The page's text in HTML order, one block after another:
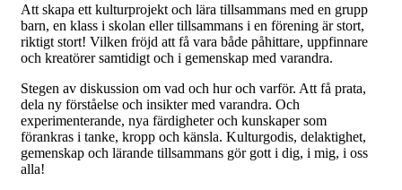
Att skapa ett kulturprojekt och lära tillsammans med en grupp
barn, en klass i skolan eller tillsammans i en förening är stort,
riktigt stort! Vilken fröjd att få vara både påhittare, uppfinnare
och kreatörer samtidigt och i gemenskap med varandra.
Stegen av diskussion om vad och hur och varför. Att få prata,
dela ny förståelse och insikter med varandra. Och
experimenterande, nya färdigheter och kunskaper som
förankras i tanke, kropp och känsla. Kulturgodis, delaktighet,
gemenskap och lärande tillsammans gör gott i dig, i mig, i oss
alla!